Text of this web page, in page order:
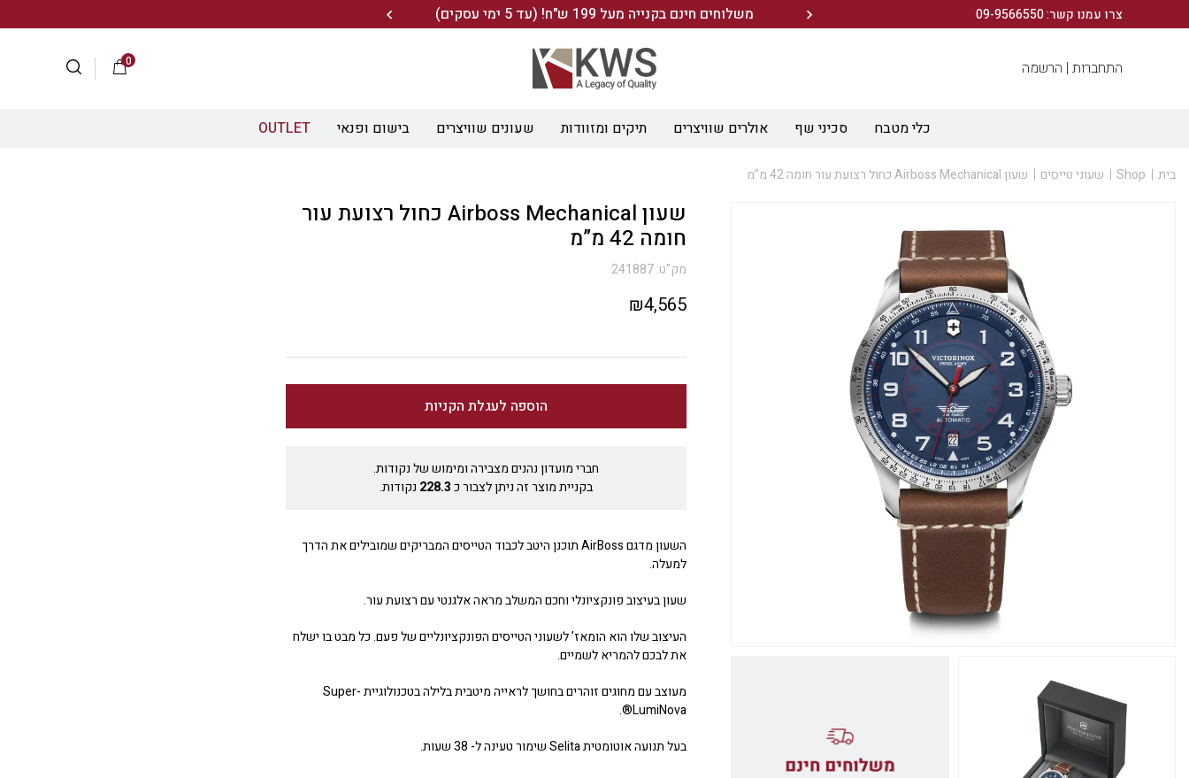
צרו עמנו קשר: 09-9566550
הירשמו לניוזלטר שלנו ותיהנו מ- 10% הנחה ברכישה הראשונה! משלוחים חינם בקנייה מעל 199 ש"ח! (עד 5 ימי עסקים)
התחברות | הרשמה 0
כלי מטבח סכיני שף אולרים שוויצרים תיקים ומזוודות שעונים שוויצרים בישום ופנאי OUTLET
בית Shop שעוני טייסים שעון Airboss Mechanical כחול רצועת עור חומה 42 מ”מ
שעון Airboss Mechanical כחול רצועת עור
חומה 42 מ”מ
מק"ט:241887
₪4,565
הוספה לעגלת הקניות
חברי מועדון נהנים מצבירה ומימוש של נקודות.
בקניית מוצר זה ניתן לצבור כ228.3 נקודות.
השעון מדגם AirBoss תוכנן היטב לכבוד הטייסים המבריקים שמובילים את הדרך
למעלה.
שעון בעיצוב פונקציונלי וחכם המשלב מראה אלגנטי עם רצועת עור.
העיצוב שלו הוא הומאז’ לשעוני הטייסים הפונקציונליים של פעם. כל מבט בו ישלח
את לבכם להמריא לשמיים.
מעוצב עם מחוגים זוהרים בחושך לראייה מיטבית בלילה בטכנולוגיית Super-
LumiNova®.
בעל תנועה אוטומטית Selita שימור טעינה ל- 38 שעות.